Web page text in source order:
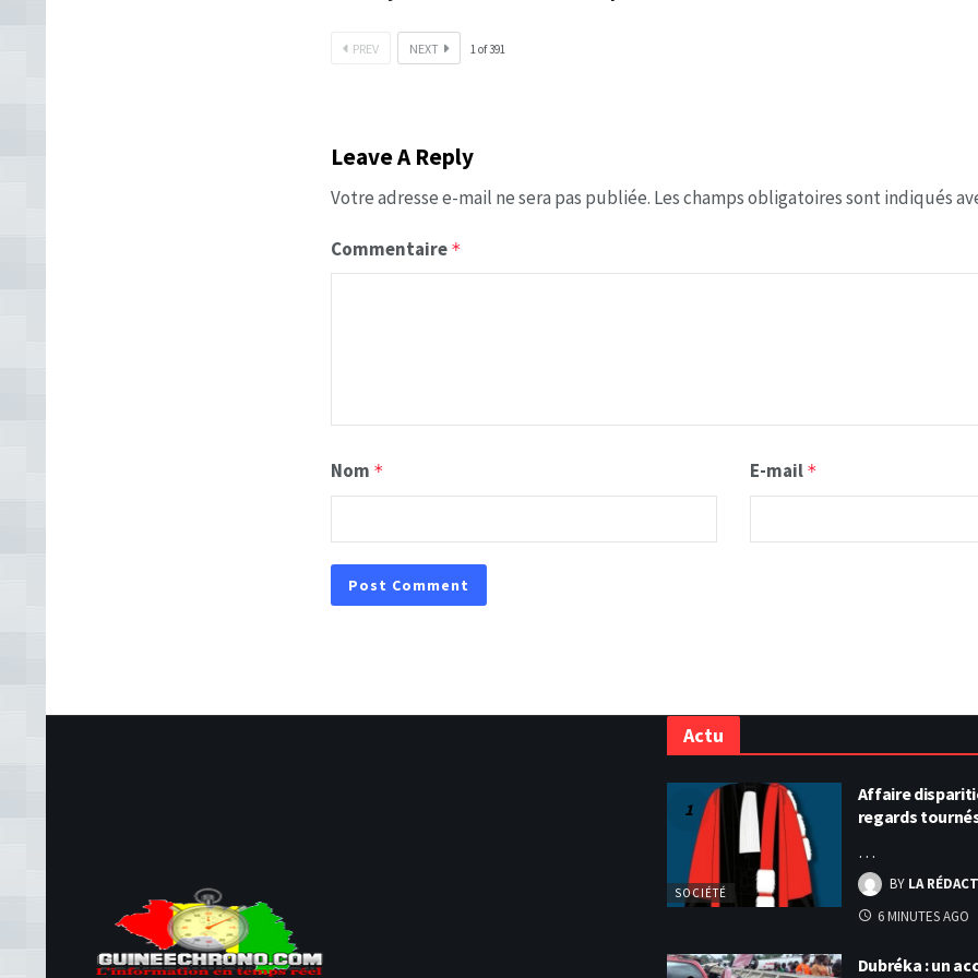
PREV NEXT 1of391
Leave A Reply
Votre adresse e-mail ne sera pas publiée. Les champs obligatoires sont indiqués
Commentaire *
Nom * E-mail *
Actu
SOCIÉTÉ
Affaire
regards
…
BY LA
6 MINUTES AGO
Dubréka : un